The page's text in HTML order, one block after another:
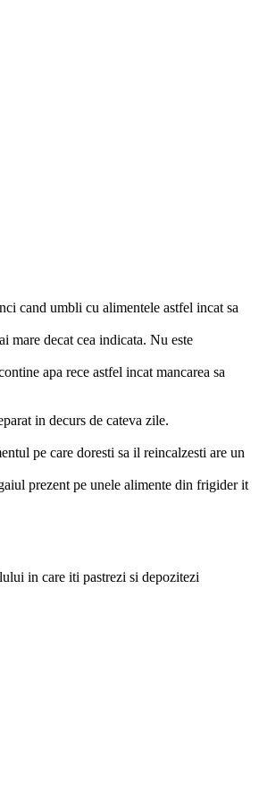
cand umbli cu alimentele astfel incat sa
mare decat cea indicata. Nu este
apa rece astfel incat mancarea sa
in decurs de cateva zile.
pe care doresti sa il reincalzesti are un
prezent pe unele alimente din frigider it
in care iti pastrezi si depozitezi